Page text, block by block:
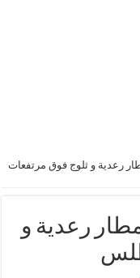
رعدية و ثلوج فوق مرتفعات
رعدية و